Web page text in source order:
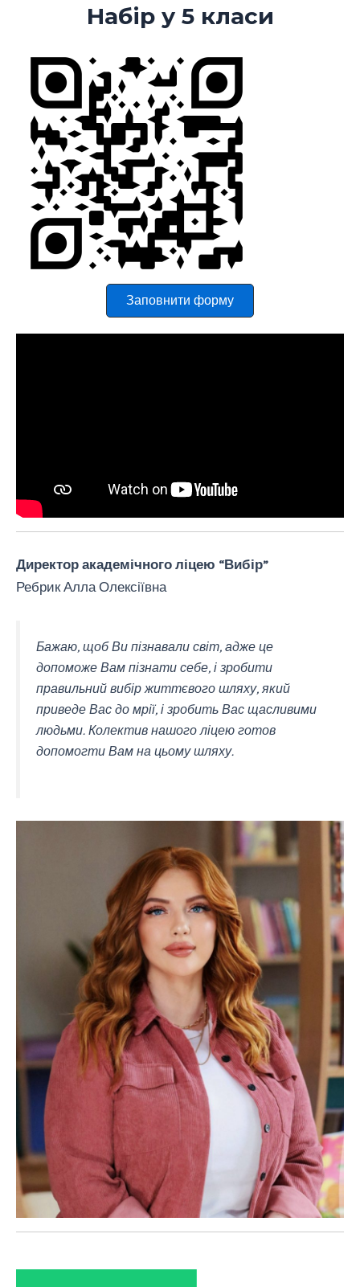
Набір у 5 класи
Заповнити форму
Директор академічного ліцею “Вибір”
Ребрик Алла Олексіївна
Бажаю, щоб Ви пізнавали світ, адже це
допоможе Вам пізнати себе, і зробити
правильний вибір життєвого шляху, який
приведе Вас до мрії, і зробить Вас щасливими
людьми. Колектив нашого ліцею готов
допомогти Вам на цьому шляху.